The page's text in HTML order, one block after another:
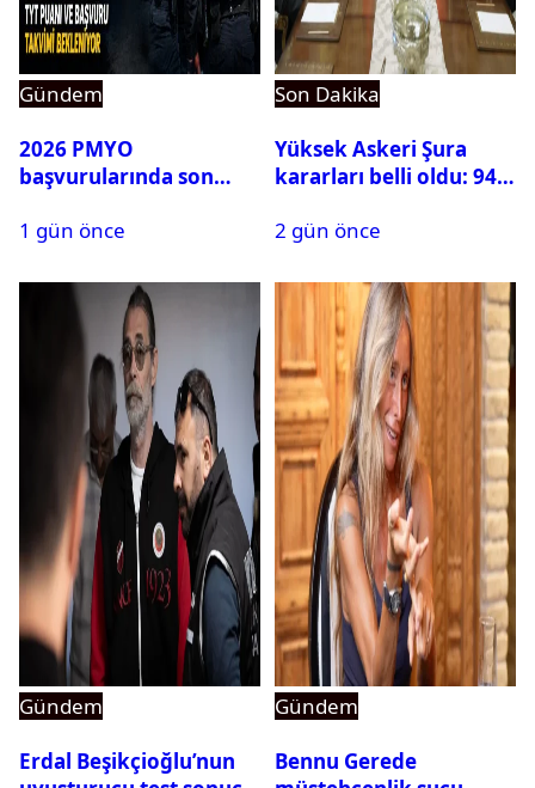
Gündem
2026 PMYO
başvurularında son
1 gün önce
Son Dakika
Yüksek Askeri Şura
kararları belli oldu: 94
2 gün önce
Gündem
Erdal Beşikçioğlu’nun
Gündem
Bennu Gerede